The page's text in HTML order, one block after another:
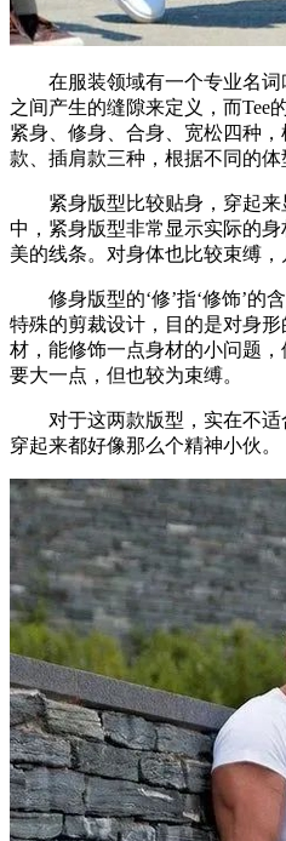
在服装领域有一个专业名词
之间产生的缝隙来定义，而Tee
紧身、修身、合身、宽松四种
款、插肩款三种，根据不同的体
紧身版型比较贴身，穿起来
中，紧身版型非常显示实际的
美的线条。对身体也比较束缚，
修身版型的‘修’指‘修饰’的
特殊的剪裁设计，目的是对身
材，能修饰一点身材的小问题
要大一点，但也较为束缚。
对于这两款版型，实在不适
穿起来都好像那么个精神小伙。